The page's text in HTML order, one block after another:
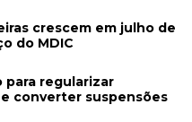
crescem em julho de
do MDIC
para regularizar
converter suspensões